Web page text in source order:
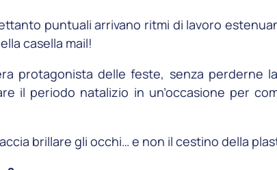
puntuali arrivano ritmi di lavoro
casella mail!
protagonista delle feste, senza perderne
il periodo natalizio in un’occasione per
brillare gli occhi… e non il cestino della